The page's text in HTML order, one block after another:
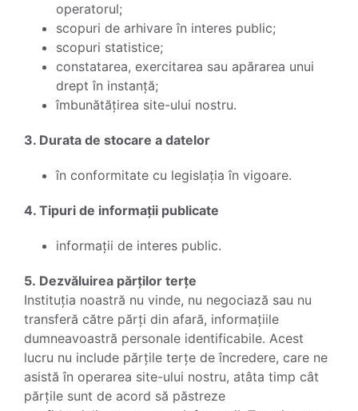
operatorul;
scopuri de arhivare în interes public;
scopuri statistice;
constatarea, exercitarea sau apărarea unui
drept în instanță;
îmbunătățirea site-ului nostru.
3. Durata de stocare a datelor
în conformitate cu legislația în vigoare.
4. Tipuri de informații publicate
informații de interes public.
5. Dezvăluirea părților terțe
Instituția noastră nu vinde, nu negociază sau nu
transferă către părți din afară, informațiile
dumneavoastră personale identificabile. Acest
lucru nu include părțile terțe de încredere, care ne
asistă în operarea site-ului nostru, atâta timp cât
părțile sunt de acord să păstreze